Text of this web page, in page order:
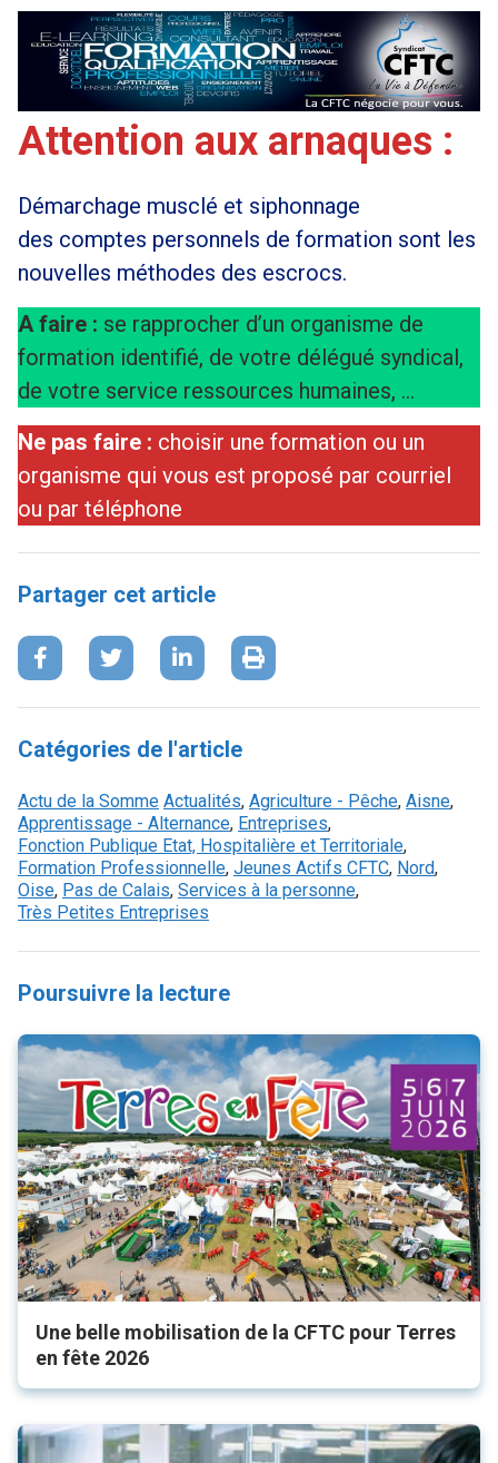
Attention aux arnaques :
Démarchage musclé et siphonnage
des comptes personnels de formation sont les
nouvelles méthodes des escrocs.
A faire : se rapprocher d’un organisme de
formation identifié, de votre délégué syndical,
de votre service ressources humaines, …
Ne pas faire : choisir une formation ou un
organisme qui vous est proposé par courriel
ou par téléphone
Partager cet article
Catégories de l'article
Actu de la Somme Actualités, Agriculture - Pêche, Aisne,
Apprentissage - Alternance, Entreprises,
Fonction Publique Etat, Hospitalière et Territoriale,
Formation Professionnelle, Jeunes Actifs CFTC, Nord,
Oise, Pas de Calais, Services à la personne,
Très Petites Entreprises
Poursuivre la lecture
Une belle mobilisation de la CFTC pour Terres
en fête 2026